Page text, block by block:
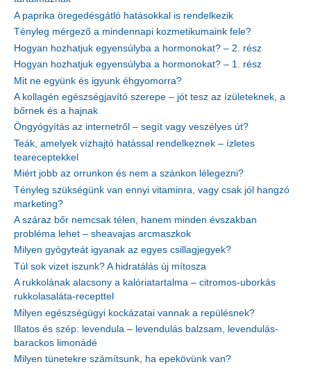
A paprika öregedésgátló hatásokkal is rendelkezik
Tényleg mérgező a mindennapi kozmetikumaink fele?
Hogyan hozhatjuk egyensúlyba a hormonokat? – 2. rész
Hogyan hozhatjuk egyensúlyba a hormonokat? – 1. rész
Mit ne együnk és igyunk éhgyomorra?
A kollagén egészségjavító szerepe – jót tesz az ízületeknek, a
bőrnek és a hajnak
Öngyógyítás az internetről – segít vagy veszélyes út?
Teák, amelyek vízhajtó hatással rendelkeznek – ízletes
teareceptekkel
Miért jobb az orrunkon és nem a szánkon lélegezni?
Tényleg szükségünk van ennyi vitaminra, vagy csak jól hangzó
marketing?
A száraz bőr nemcsak télen, hanem minden évszakban
probléma lehet – sheavajas arcmaszkok
Milyen gyógyteát igyanak az egyes csillagjegyek?
Túl sok vizet iszunk? A hidratálás új mítosza
A rukkolának alacsony a kalóriatartalma – citromos-uborkás
rukkolasaláta-recepttel
Milyen egészségügyi kockázatai vannak a repülésnek?
Illatos és szép: levendula – levendulás balzsam, levendulás-
barackos limonádé
Milyen tünetekre számítsunk, ha epekövünk van?